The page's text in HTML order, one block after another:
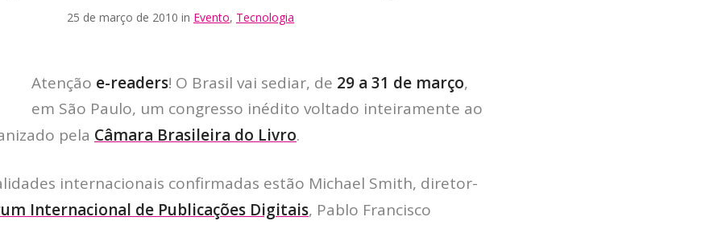
25 de março de 2010 in Evento, Tecnologia
Atenção e-readers! O Brasil vai sediar, de 29 a 31 de março,
em São Paulo, um congresso inédito voltado inteiramente ao
pela Câmara Brasileira do Livro.
internacionais confirmadas estão Michael Smith, diretor-
Internacional de Publicações Digitais, Pablo Francisco